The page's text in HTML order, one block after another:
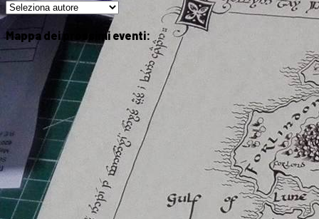
Mappa dei prossimi eventi: